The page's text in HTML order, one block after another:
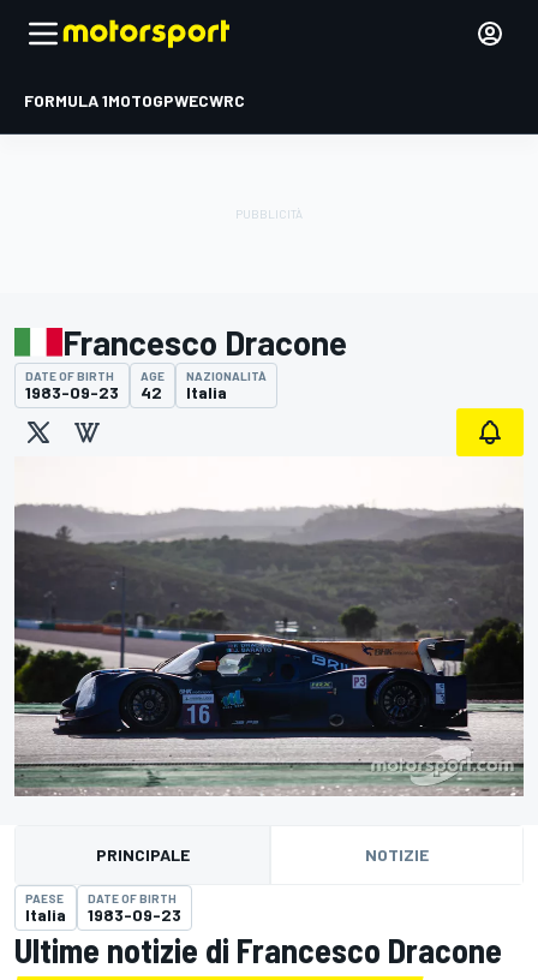
FORMULA 1MOTOGPWECWRC
Francesco Dracone
DATE OF BIRTH
1983-09-23
AGE
42
NAZIONALITÀ
Italia
PRINCIPALE NOTIZIE
PAESE
Italia
DATE OF BIRTH
1983-09-23
Ultime notizie di Francesco Dracone